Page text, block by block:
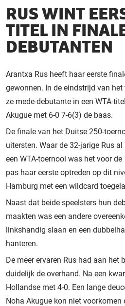
RUS WINT
TITEL IN
DEBUTANTEN
Arantxa Rus heeft haar eerste
gewonnen. In de eindstrijd van
ze mede-debutante in een WTA-
Akugue met 6-0 7-6(3) de baas.
De finale van het Duitse 250-
uitersten. Waar de 32-jarige Rus
een WTA-toernooi was het voor
pas haar eerste optreden op dit
Hamburg met een wildcard
Naast dat beide speelsters hun
maakten was een andere
linkshandig slaan en een
hanteren.
De meer ervaren Rus had aan het
duidelijk de overhand. Na een
Hollandse met 4-0. Een lange
Noha Akugue kon niet voorkomen